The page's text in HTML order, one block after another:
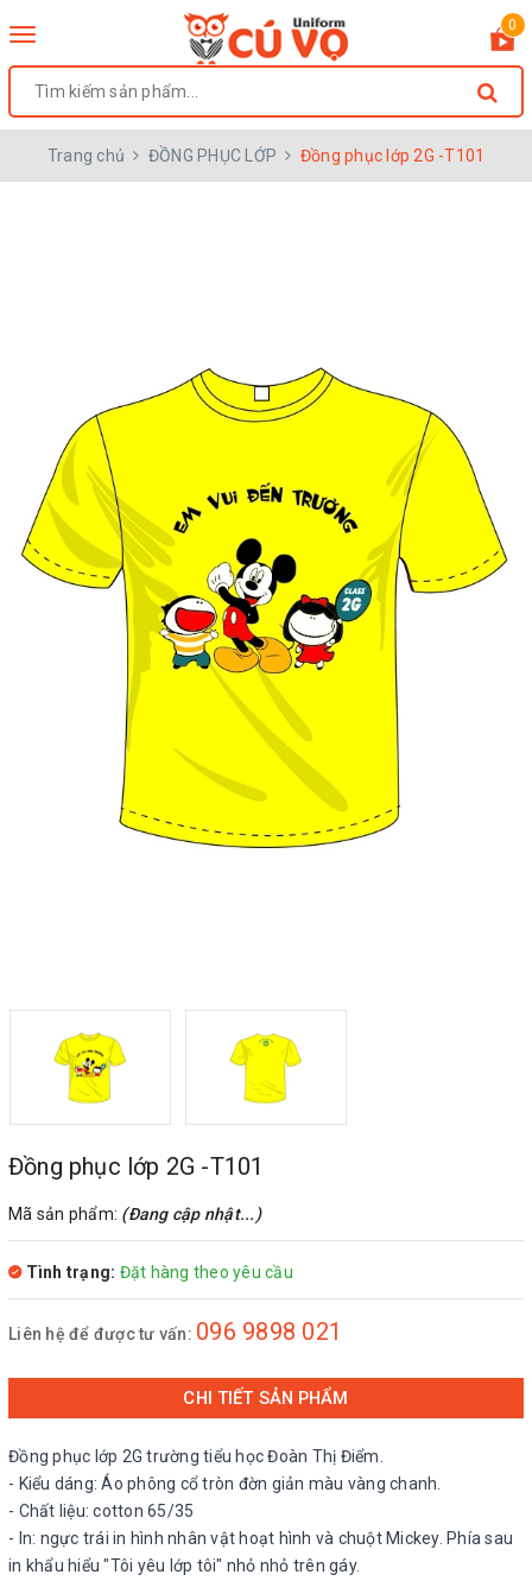
Toggle
0
Trang chủ ĐỒNG PHỤC LỚP Đồng phục lớp 2G -T101
Đồng phục lớp 2G -T101
Mã sản phẩm: (Đang cập nhật...)
Tình trạng: Đặt hàng theo yêu cầu
Liên hệ để được tư vấn: 096 9898 021
CHI TIẾT SẢN PHẨM
Đồng phục lớp 2G trường tiểu học Đoàn Thị Điểm.
- Kiểu dáng: Áo phông cổ tròn đờn giản màu vàng chanh.
- Chất liệu: cotton 65/35
- In: ngực trái in hình nhân vật hoạt hình và chuột Mickey. Phía sau
in khẩu hiểu "Tôi yêu lớp tôi" nhỏ nhỏ trên gáy.